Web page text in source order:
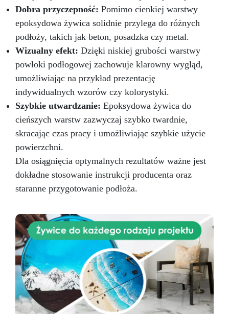
Dobra przyczepność: Pomimo cienkiej warstwy
epoksydowa żywica solidnie przylega do różnych
podłoży, takich jak beton, posadzka czy metal.
Wizualny efekt: Dzięki niskiej grubości warstwy
powłoki podłogowej zachowuje klarowny wygląd,
umożliwiając na przykład prezentację
indywidualnych wzorów czy kolorystyki.
Szybkie utwardzanie: Epoksydowa żywica do
cieńszych warstw zazwyczaj szybko twardnie,
skracając czas pracy i umożliwiając szybkie użycie
powierzchni.
Dla osiągnięcia optymalnych rezultatów ważne jest
dokładne stosowanie instrukcji producenta oraz
staranne przygotowanie podłoża.